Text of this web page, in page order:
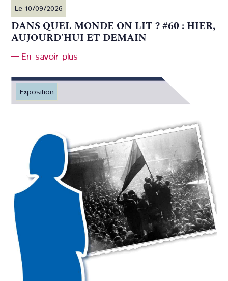
Le 10/09/2026
DANS QUEL MONDE ON LIT ? #60 : HIER,
AUJOURD’HUI ET DEMAIN
En savoir plus
Exposition